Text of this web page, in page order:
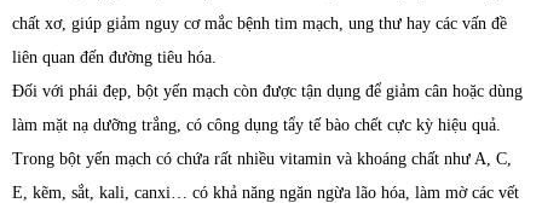
chất xơ, giúp giảm nguy cơ mắc bệnh tim mạch, ung thư hay các vấn đề
liên quan đến đường tiêu hóa.
Đối với phái đẹp, bột yến mạch còn được tận dụng để giảm cân hoặc dùng
làm mặt nạ dưỡng trắng, có công dụng tẩy tế bào chết cực kỳ hiệu quả.
Trong bột yến mạch có chứa rất nhiều vitamin và khoáng chất như A, C,
E, kẽm, sắt, kali, canxi… có khả năng ngăn ngừa lão hóa, làm mờ các vết